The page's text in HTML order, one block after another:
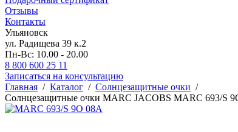
Отзывы
Контакты
Ульяновск
ул. Радищева 39 к.2
Пн-Вс: 10.00 - 20.00
8 800 600 25 11
Записаться на консультацию
Главная / Каталог / Солнцезащитные очки /
Солнцезащитные очки MARC JACOBS MARC 693/S